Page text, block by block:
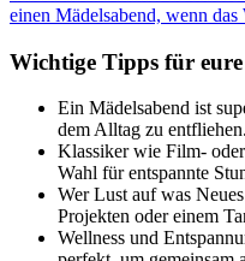
einen Mädelsabend, wenn das
Wichtige Tipps für
Ein Mädelsabend ist
dem Alltag zu entfliehen.
Klassiker wie Film-
Wahl für entspannte
Wer Lust auf was
Projekten oder einem
Wellness und